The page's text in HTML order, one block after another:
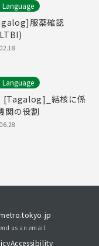
Language
服薬確認
Language
[Tagalog]_結核に係
関の役割
us an email.
Accessibility